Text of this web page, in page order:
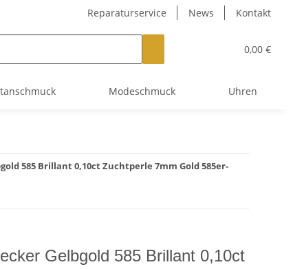
Reparaturservice News Kontakt
0,00 €
Modeschmuck Uhren
585 Brillant 0,10ct Zuchtperle 7mm Gold 585er-
Gelbgold 585 Brillant 0,10ct